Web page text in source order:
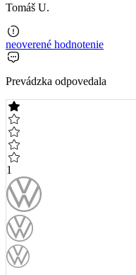
Tomáš U.
neoverené hodnotenie
Prevádzka odpovedala
1